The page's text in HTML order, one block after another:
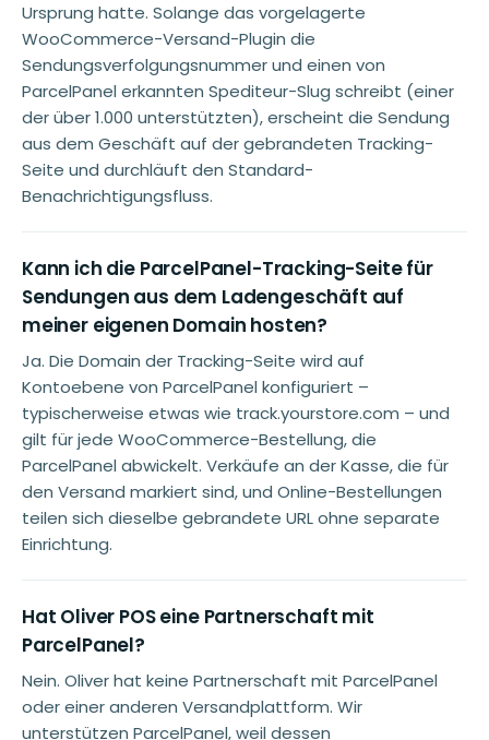
Ursprung hatte. Solange das vorgelagerte
WooCommerce-Versand-Plugin die
Sendungsverfolgungsnummer und einen von
ParcelPanel erkannten Spediteur-Slug schreibt (einer
der über 1.000 unterstützten), erscheint die Sendung
aus dem Geschäft auf der gebrandeten Tracking-
Seite und durchläuft den Standard-
Benachrichtigungsfluss.
Kann ich die ParcelPanel-Tracking-Seite für
Sendungen aus dem Ladengeschäft auf
meiner eigenen Domain hosten?
Ja. Die Domain der Tracking-Seite wird auf
Kontoebene von ParcelPanel konfiguriert –
typischerweise etwas wie track.yourstore.com – und
gilt für jede WooCommerce-Bestellung, die
ParcelPanel abwickelt. Verkäufe an der Kasse, die für
den Versand markiert sind, und Online-Bestellungen
teilen sich dieselbe gebrandete URL ohne separate
Einrichtung.
Hat Oliver POS eine Partnerschaft mit
ParcelPanel?
Nein. Oliver hat keine Partnerschaft mit ParcelPanel
oder einer anderen Versandplattform. Wir
unterstützen ParcelPanel, weil dessen